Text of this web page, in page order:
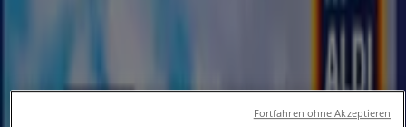
Reisen und Freizeit Angebote in der Nähe
»
Fortfahren ohne Akzeptieren